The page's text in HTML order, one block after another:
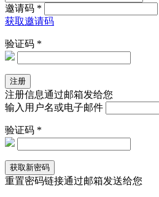
邀请码 *
获取邀请码
验证码 *
注册信息通过邮箱发给您
输入用户名或电子邮件
验证码 *
重置密码链接通过邮箱发送给您